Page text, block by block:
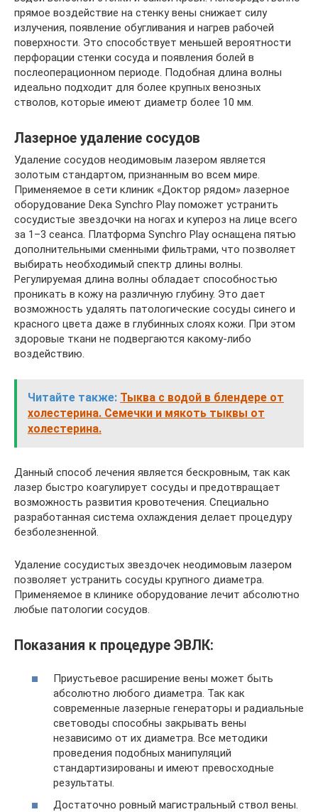
прямое воздействие на стенку вены снижает силу
излучения, появление обугливания и нагрев рабочей
поверхности. Это способствует меньшей вероятности
перфорации стенки сосуда и появления болей в
послеоперационном периоде. Подобная длина волны
идеально подходит для более крупных венозных
стволов, которые имеют диаметр более 10 мм.
Лазерное удаление сосудов
Удаление сосудов неодимовым лазером является
золотым стандартом, признанным во всем мире.
Применяемое в сети клиник «Доктор рядом» лазерное
оборудование Dека Synchro Play поможет устранить
сосудистые звездочки на ногах и купероз на лице всего
за 1–3 сеанса. Платформа Synchro Play оснащена пятью
дополнительными сменными фильтрами, что позволяет
выбирать необходимый спектр длины волны.
Регулируемая длина волны обладает способностью
проникать в кожу на различную глубину. Это дает
возможность удалять патологические сосуды синего и
красного цвета даже в глубинных слоях кожи. При этом
здоровые ткани не подвергаются какому-либо
воздействию.
Читайте также: Тыква с водой в блендере от
холестерина. Семечки и мякоть тыквы от
холестерина.
Данный способ лечения является бескровным, так как
лазер быстро коагулирует сосуды и предотвращает
возможность развития кровотечения. Специально
разработанная система охлаждения делает процедуру
безболезненной.
Удаление сосудистых звездочек неодимовым лазером
позволяет устранить сосуды крупного диаметра.
Применяемое в клинике оборудование лечит абсолютно
любые патологии сосудов.
Показания к процедуре ЭВЛК:
Приустьевое расширение вены может быть
абсолютно любого диаметра. Так как
современные лазерные генераторы и радиальные
световоды способны закрывать вены
независимо от их диаметра. Все методики
проведения подобных манипуляций
стандартизированы и имеют превосходные
результаты.
Достаточно ровный магистральный ствол вены.